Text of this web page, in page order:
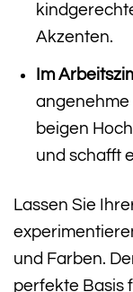
Akzenten.
Im
angenehme
beigen
und schafft
Lassen Sie
und Farben.
perfekte Basis